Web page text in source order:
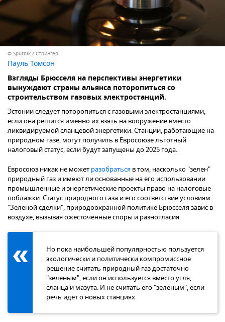
© Sputnik / Стрингер
Пауль Томсон
Взгляды Брюсселя на перспективы энергетики
вынуждают страны альянса поторопиться со
строительством газовых электростанций.
Эстонии следует поторопиться с газовыми электростанциями,
если она решится именно их взять на вооружение вместо
ликвидируемой сланцевой энергетики. Станции, работающие на
природном газе, могут получить в Евросоюзе льготный
налоговый статус, если будут запущены до 2025 года.
Евросоюз никак не может разобраться в том, насколько "зелен"
природный газ и имеют ли основанные на его использовании
промышленные и энергетические проекты право на налоговые
поблажки. Статус природного газа и его соответствие условиям
"Зеленой сделки", природоохранной политике Брюсселя завис в
воздухе, вызывая ожесточенные споры и разногласия.
Но пока наибольшей популярностью пользуется
экологически и политически компромиссное
решение считать природный газ достаточно
"зеленым", если он используется вместо угля,
сланца и мазута. И не считать его "зеленым", если
речь идет о новых станциях.